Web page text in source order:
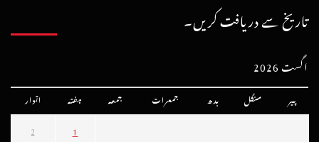
تاریخ سے دریافت کریں۔
اگست 2026
پیر منگل بدھ جمعرات جمعہ ہفتہ اتوار
1
2